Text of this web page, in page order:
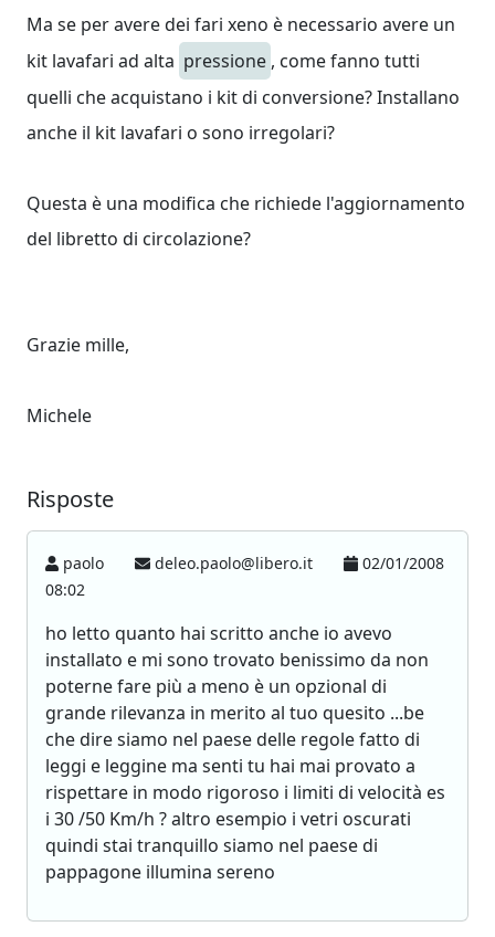
Ma se per avere dei fari xeno è necessario avere un
kit lavafari ad alta pressione , come fanno tutti
quelli che acquistano i kit di conversione? Installano
anche il kit lavafari o sono irregolari?
Questa è una modifica che richiede l'aggiornamento
del libretto di circolazione?
Grazie mille,
Michele
Risposte
paolo deleo.paolo@libero.it
02/01/2008
08:02
ho letto quanto hai scritto anche io avevo
installato e mi sono trovato benissimo da non
poterne fare più a meno è un opzional di
grande rilevanza in merito al tuo quesito ...be
che dire siamo nel paese delle regole fatto di
leggi e leggine ma senti tu hai mai provato a
rispettare in modo rigoroso i limiti di velocità es
i 30 /50 Km/h ? altro esempio i vetri oscurati
quindi stai tranquillo siamo nel paese di
pappagone illumina sereno